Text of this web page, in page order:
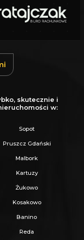
ogłoszenie
i najlepszą
pomoc w
przy zakupie
skutecznie i
w:
Sopot
Pruszcz Gdański
Malbork
Kartuzy
Żukowo
Kosakowo
Banino
Reda